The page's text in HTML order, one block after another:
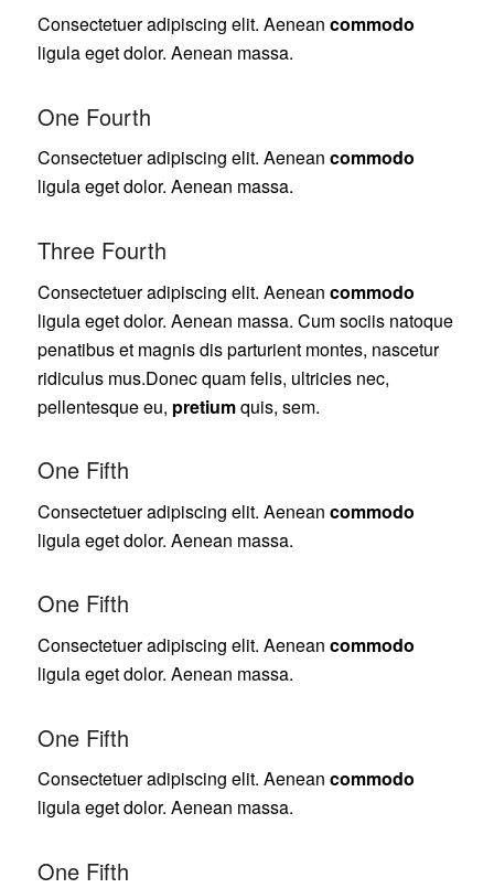
Consectetuer adipiscing elit. Aenean commodo
ligula eget dolor. Aenean massa.
One Fourth
Consectetuer adipiscing elit. Aenean commodo
ligula eget dolor. Aenean massa.
Three Fourth
Consectetuer adipiscing elit. Aenean commodo
ligula eget dolor. Aenean massa. Cum sociis natoque
penatibus et magnis dis parturient montes, nascetur
ridiculus mus.Donec quam felis, ultricies nec,
pellentesque eu, pretiumquis, sem.
One Fifth
Consectetuer adipiscing elit. Aenean commodo
ligula eget dolor. Aenean massa.
One Fifth
Consectetuer adipiscing elit. Aenean commodo
ligula eget dolor. Aenean massa.
One Fifth
Consectetuer adipiscing elit. Aenean commodo
ligula eget dolor. Aenean massa.
One Fifth